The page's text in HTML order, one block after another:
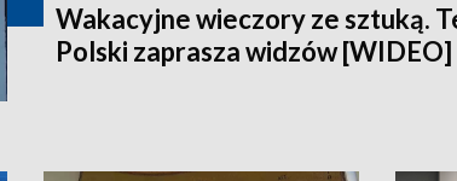
Wakacyjne wieczory ze sztuką.
Polski zaprasza widzów [WIDEO]